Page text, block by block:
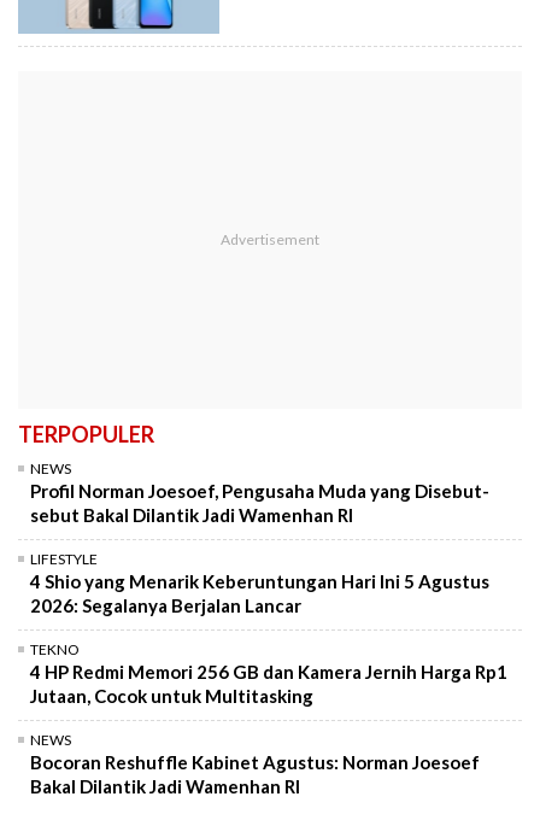
TERPOPULER
NEWS
Profil Norman Joesoef, Pengusaha Muda yang Disebut-
sebut Bakal Dilantik Jadi Wamenhan RI
LIFESTYLE
4 Shio yang Menarik Keberuntungan Hari Ini 5 Agustus
2026: Segalanya Berjalan Lancar
TEKNO
4 HP Redmi Memori 256 GB dan Kamera Jernih Harga Rp1
Jutaan, Cocok untuk Multitasking
NEWS
Bocoran Reshuffle Kabinet Agustus: Norman Joesoef
Bakal Dilantik Jadi Wamenhan RI